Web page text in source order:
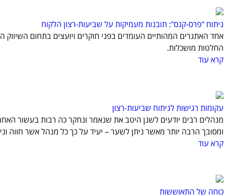
ניתוח "פרס-קנס": תובנות מעמיקות על שביעות-רצון הלקוח
אחד האתגרים המהותיים העומדים בפני חוקרים ויועצים בתחום השיווק
החלטות מושכלות.
קרא עוד
עקומות רגישות לניתוח שביעות-רצון
מנהלים רבים יודעים לשנן היטב את שנאמר ונחקר כה רבות בעשור
ומסובך הרבה יותר מאשר ניתן לשער – יעיד על כך כל מנהל אשר
קרא עוד
כוחה של התאוששות